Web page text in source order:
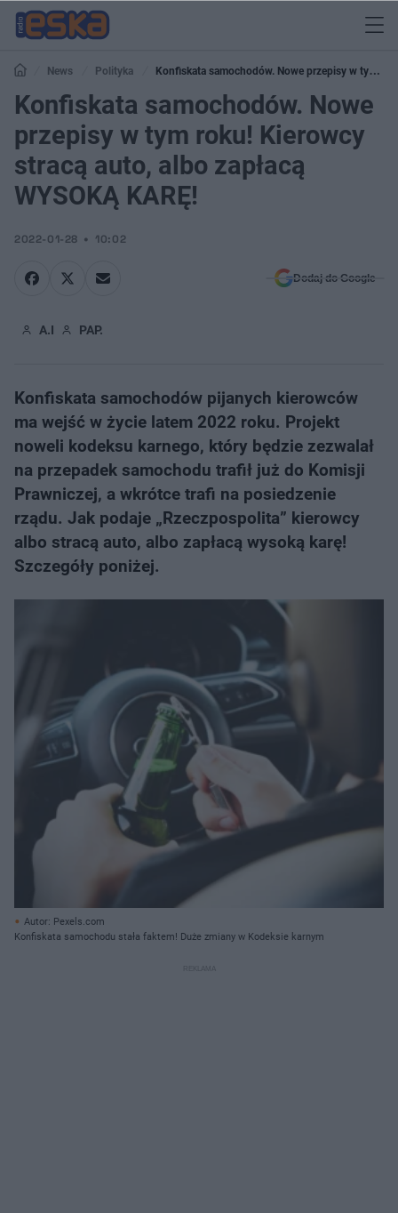
News Polityka
Konfiskata samochodów. Nowe przepisy w tym
roku! Kierowcy stracą auto, albo zapłacą WYSOKĄ KARĘ!
Konfiskata samochodów. Nowe
przepisy w tym roku! Kierowcy
stracą auto, albo zapłacą
WYSOKĄ KARĘ!
2022-01-28 10:02
Dodaj do Google
A.I PAP.
Konfiskata samochodów pijanych kierowców
ma wejść w życie latem 2022 roku. Projekt
noweli kodeksu karnego, który będzie zezwalał
na przepadek samochodu trafił już do Komisji
Prawniczej, a wkrótce trafi na posiedzenie
rządu. Jak podaje „Rzeczpospolita” kierowcy
albo stracą auto, albo zapłacą wysoką karę!
Szczegóły poniżej.
Autor: Pexels.com
Konfiskata samochodu stała faktem! Duże zmiany w Kodeksie karnym